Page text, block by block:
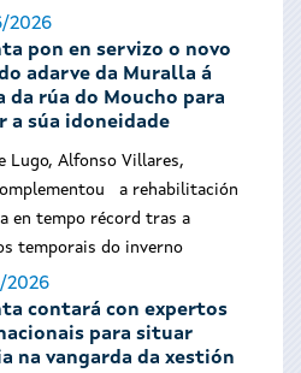
2026
pon en servizo o novo
adarve da Muralla á
da rúa do Moucho para
a súa idoneidade
Lugo, Alfonso Villares,
a rehabilitación
en tempo récord tras a
temporais do inverno
2026
contará con expertos
para situar
na vangarda da xestión